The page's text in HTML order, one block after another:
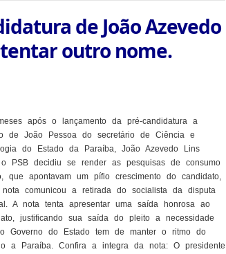
de João Azevedo
tentar outro nome.
após o lançamento da pré-candidatura a
de João Pessoa do secretário de Ciência e
do Estado da Paraíba, João Azevedo Lins
o PSB decidiu se render as pesquisas de consumo
que apontavam um pífio crescimento do candidato,
comunicou a retirada do socialista da disputa
A nota tenta apresentar uma saída honrosa ao
justificando sua saída do pleito a necessidade
Governo do Estado tem de manter o ritmo do
a Paraíba. Confira a integra da nota: O presidente